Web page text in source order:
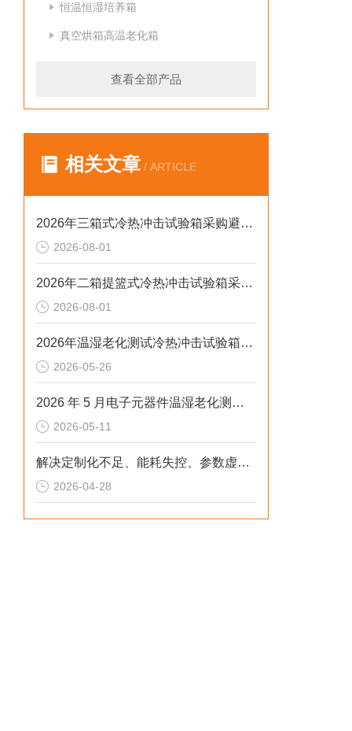
恒温恒湿培养箱
真空烘箱高温老化箱
查看全部产品
相关文章 / ARTICLE
2026年三箱式冷热冲击试验箱采购避坑：静测工况、参数与合规选型逻辑
2026-08-01
2026年二箱提篮式冷热冲击试验箱采购避坑：参数、工况与合规逻辑
2026-08-01
2026年温湿老化测试冷热冲击试验箱排行榜：解决精度差、数据无效等核心痛点
2026-05-26
2026 年 5 月电子元器件温湿老化测试：冷热冲击不稳、数据无效？这样解决
2026-05-11
解决定制化不足、能耗失控、参数虚标痛点的2026选型标准
2026-04-28